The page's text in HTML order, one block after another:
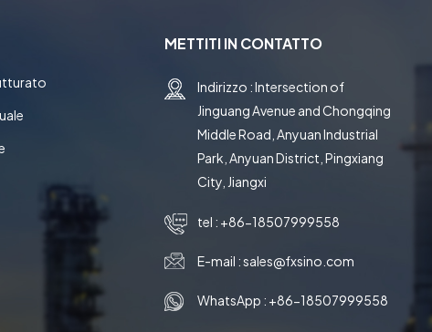
METTITI IN CONTATTO
Indirizzo : Intersection of
Jinguang Avenue and Chongqing
Middle Road, Anyuan Industrial
Park, Anyuan District, Pingxiang
City, Jiangxi
tel : +86-18507999558
E-mail :sales@fxsino.com
WhatsApp : +86-18507999558